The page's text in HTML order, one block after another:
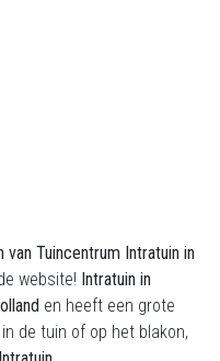
van Tuincentrum Intratuin in
website! Intratuin in
en heeft een grote
de tuin of op het blakon,